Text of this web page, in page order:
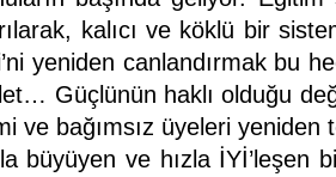
kalıcı ve köklü bir
yeniden canlandırmak bu
Güçlünün haklı olduğu
ve bağımsız üyeleri
büyüyen ve hızla İYİ’leşen